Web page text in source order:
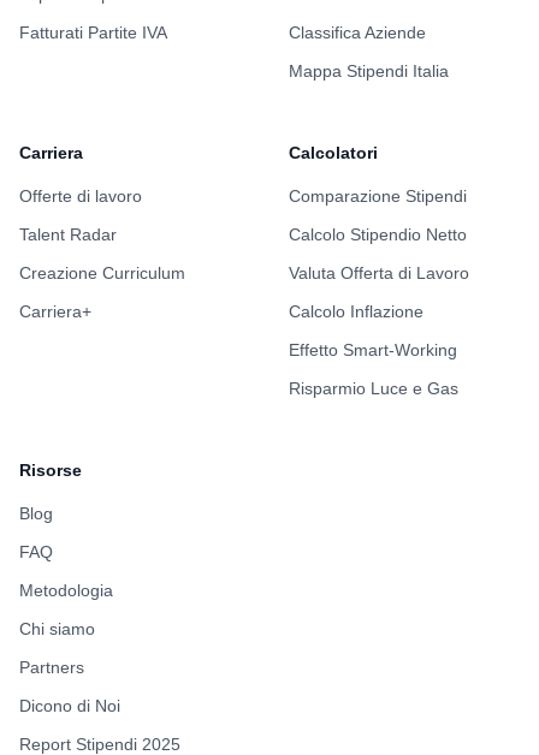
Fatturati Partite IVA
Classifica Aziende
Mappa Stipendi Italia
Carriera
Offerte di lavoro
Talent Radar
Creazione Curriculum
Carriera+
Calcolatori
Comparazione Stipendi
Calcolo Stipendio Netto
Valuta Offerta di Lavoro
Calcolo Inflazione
Effetto Smart-Working
Risparmio Luce e Gas
Risorse
Blog
FAQ
Metodologia
Chi siamo
Partners
Dicono di Noi
Report Stipendi 2025